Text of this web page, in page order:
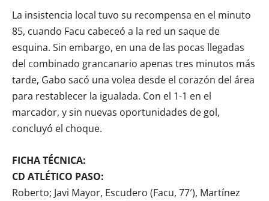
La insistencia local tuvo su recompensa en el minuto
85, cuando Facu cabeceó a la red un saque de
esquina. Sin embargo, en una de las pocas llegadas
del combinado grancanario apenas tres minutos más
tarde, Gabo sacó una volea desde el corazón del área
para restablecer la igualada. Con el 1-1 en el
marcador, y sin nuevas oportunidades de gol,
concluyó el choque.
FICHA TÉCNICA:
CD ATLÉTICO PASO:
Roberto; Javi Mayor, Escudero (Facu, 77′), Martínez